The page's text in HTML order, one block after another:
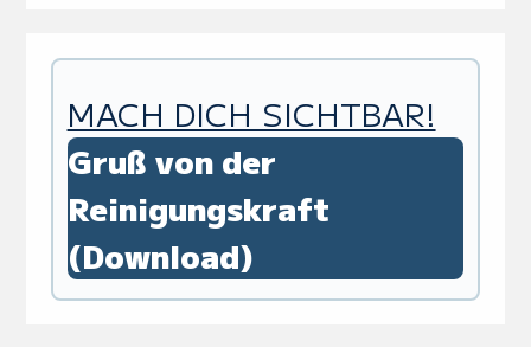
MACH DICH SICHTBAR!
Gruß von der
Reinigungskraft
(Download)